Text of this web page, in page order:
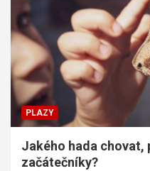
PLAZY
Jakého hada
začátečníky?